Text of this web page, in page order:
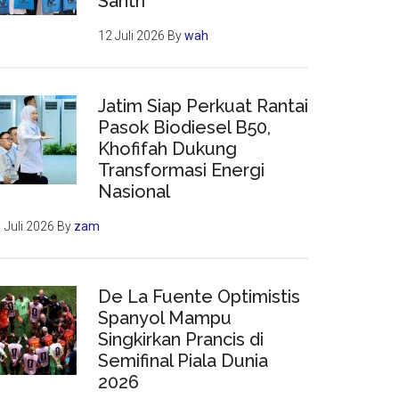
12 Juli 2026 Bywah
Jatim Siap Perkuat Rantai
Pasok Biodiesel B50,
Khofifah Dukung
Transformasi Energi
Nasional
Juli 2026 By zam
De La Fuente Optimistis
Spanyol Mampu
Singkirkan Prancis di
Semifinal Piala Dunia
2026